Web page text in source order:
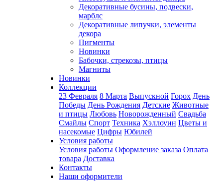
Декоративные бусины, подвески,
марблс
Декоративные липучки, элементы
декора
Пигменты
Новинки
Бабочки, стрекозы, птицы
Магниты
Новинки
Коллекции
23 Февраля 8 Марта Выпускной Горох День
Победы День Рождения Детские Животные
и птицы Любовь Новорожденный Свадьба
Смайлы Спорт Техника Хэллоуин Цветы и
насекомые Цифры Юбилей
Условия работы
Условия работы Оформление заказа Оплата
товара Доставка
Контакты
Наши оформители